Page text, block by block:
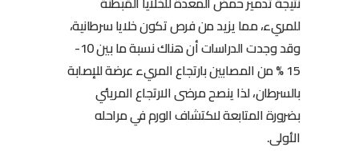
للمريء، مما يزيد من فرص تكون خلايا سرطانية،
وقد وجدت الدراسات أن هناك نسبة ما بين 10-
15 % من المصابين بارتجاع المريء عرضة للإصابة
بالسرطان، لذا ينصح مرضى الارتجاع المريئي
بضرورة المتابعة لاكتشاف الورم في مراحله
الأولى.